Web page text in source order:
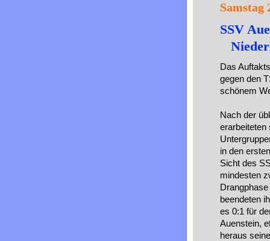
Samstag
SSV
Das
gegen den
schönem
Nach der
erarbeiteten
in den
Sicht des
mindesten
beendeten
es 0:1 für
Auenstein,
heraus